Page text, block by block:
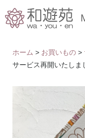
ホーム > お買いもの >
サービス再開いたしま